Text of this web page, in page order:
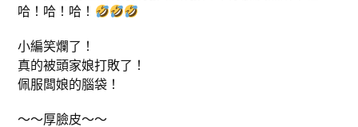
哈！哈！哈！
小編笑爛了！
真的被頭家娘打敗了！
佩服闆娘的腦袋！
～～厚臉皮～～